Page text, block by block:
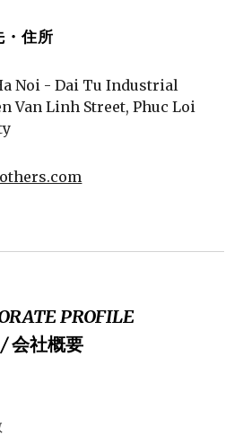
住所
Noi - Dai Tu Industrial
Van Linh Street, Phuc Loi
PROFILE
/会社概要